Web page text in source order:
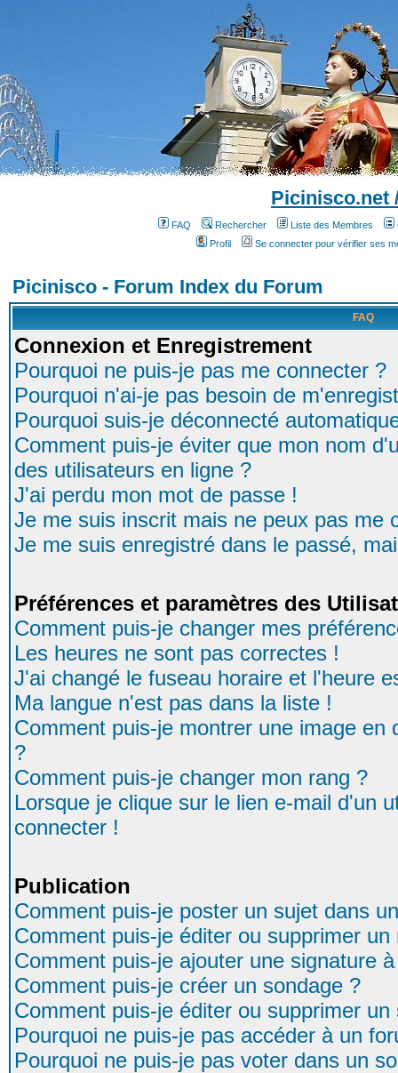
Picinisco.net
FAQ Rechercher Liste des Membres
Profil
Se connecter pour vérifier ses
Picinisco - Forum Index du Forum
FAQ
Connexion et Enregistrement
Pourquoi ne puis-je pas me connecter ?
Pourquoi n'ai-je pas besoin de
Pourquoi suis-je déconnecté
Comment puis-je éviter que mon nom
des utilisateurs en ligne ?
J'ai perdu mon mot de passe !
Je me suis inscrit mais ne peux pas me
Je me suis enregistré dans le passé,
Préférences et paramètres des
Comment puis-je changer mes
Les heures ne sont pas correctes !
J'ai changé le fuseau horaire et l'heure
Ma langue n'est pas dans la liste !
Comment puis-je montrer une image
?
Comment puis-je changer mon rang ?
Lorsque je clique sur le lien e-mail d'un
connecter !
Publication
Comment puis-je poster un sujet dans
Comment puis-je éditer ou supprimer un
Comment puis-je ajouter une signature
Comment puis-je créer un sondage ?
Comment puis-je éditer ou supprimer un
Pourquoi ne puis-je pas accéder à un
Pourquoi ne puis-je pas voter dans un